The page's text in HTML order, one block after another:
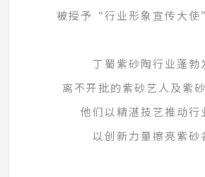
被授予“行业形象宣传大
丁蜀紫砂陶行业蓬勃
离不开批的紫砂艺人及紫
他们以精湛技艺推动行
以创新力量擦亮紫砂